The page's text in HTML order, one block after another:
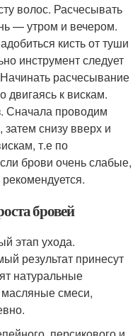
волос. Расчесывать
— утром и вечером.
кисть от туши
инструмент следует
расчесывание
двигаясь к вискам.
Сначала проводим
затем снизу вверх и
т.е по
брови очень слабые,
бровей
этап ухода.
результат принесут
натуральные
смеси,